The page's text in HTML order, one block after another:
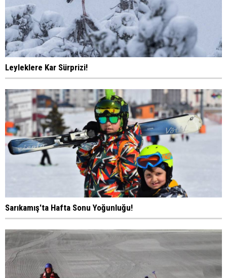
Leyleklere Kar Sürprizi!
Sarıkamış'ta Hafta Sonu Yoğunluğu!